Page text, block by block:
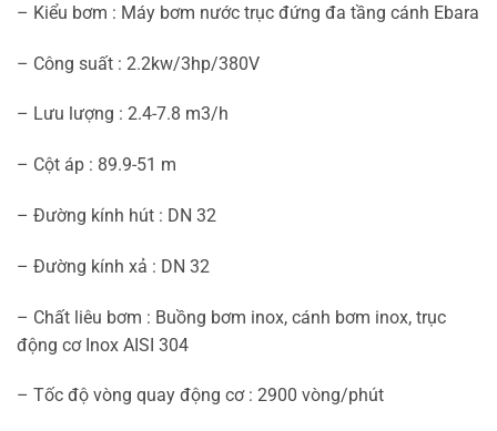
– Kiểu bơm : Máy bơm nước trục đứng đa tầng cánh Ebara
– Công suất : 2.2kw/3hp/380V
– Lưu lượng : 2.4-7.8 m3/h
– Cột áp : 89.9-51 m
– Đường kính hút : DN 32
– Đường kính xả : DN 32
– Chất liêu bơm : Buồng bơm inox, cánh bơm inox, trục
động cơ Inox AISI 304
– Tốc độ vòng quay động cơ : 2900 vòng/phút